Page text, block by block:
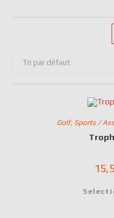
Tri par défaut
Golf, Sports /